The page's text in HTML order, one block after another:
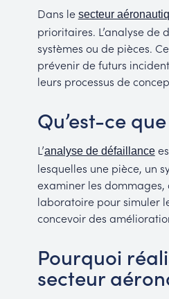
Dans le secteur
prioritaires. L’analyse
systèmes ou de pièces.
prévenir de futurs
leurs processus de
Qu’est-ce
L’analyse de défaillance
lesquelles une pièce, un
examiner les dommages,
laboratoire pour simuler
concevoir des
Pourquoi
secteur